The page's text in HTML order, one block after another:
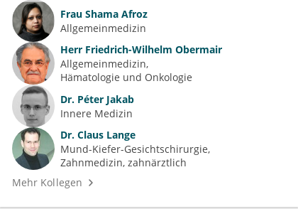
Frau Shama Afroz
Allgemeinmedizin
Herr Friedrich-Wilhelm Obermair
Allgemeinmedizin
Hämatologie und Onkologie
Dr. Péter Jakab
Innere Medizin
Dr. Claus Lange
Mund-Kiefer-Gesichtschirurgie
Zahnmedizin, zahnärztlich
Mehr Kollegen